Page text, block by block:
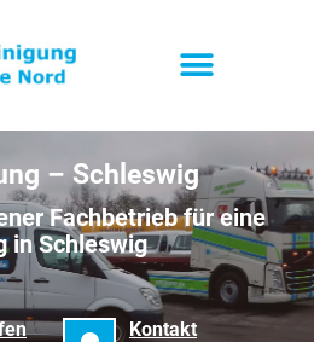
– Schleswig
Fachbetrieb für eine
in Schleswig
Kontakt